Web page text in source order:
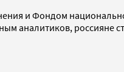
и Фондом
аналитиков, россияне